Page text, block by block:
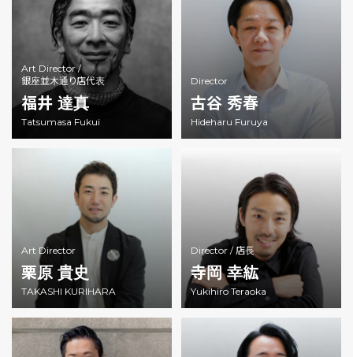
Art Director /
銀座並木通り店代表
福井 達真
Tatsumasa Fukui
Director
古谷 秀春
Hideharu Furuya
Art Director
栗原 貴史
TAKASHI KURIHARA
Director / 店長
寺岡 幸紘
Yukihiro Teraoka